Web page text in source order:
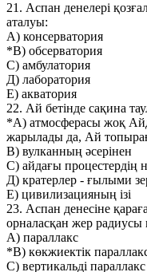
21. Аспан денелері
аталуы:
А) консерватория
*В) обсерватория
С) амбулатория
Д) лаборатория
Е) акватория
22. Ай бетінде сақина
*А) атмосферасы жоқ
жарылады да, Ай
В) вулканның әсерінен
С) айдағы процестердің
Д) кратерлер - ғылыми
Е) цивилизацияның ізі
23. Аспан денесіне
орналасқан жер радиусы
А) параллакс
*В) көкжиектік
С) вертикальді параллакс